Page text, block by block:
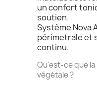
un confort
soutien.
Système Nova
périmetrale et
continu.
Qu'est-ce que
végétale ?